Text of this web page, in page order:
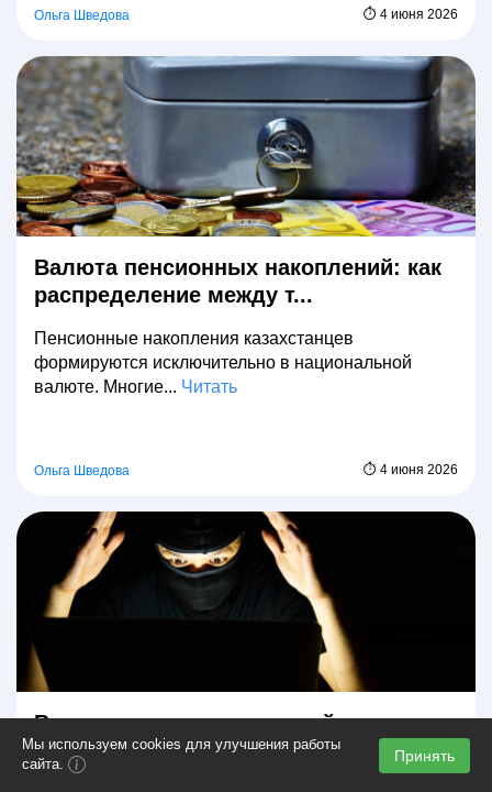
Ольга Шведова ⏱ 4 июня 2026
Валюта пенсионных накоплений: как
распределение между т...
Пенсионные накопления казахстанцев
формируются исключительно в национальной
валюте. Многие... Читать
Ольга Шведова ⏱ 4 июня 2026
Восстановление кредитной истории
после мошенничества
Мы используем cookies для улучшения работы
сайта.
Принять